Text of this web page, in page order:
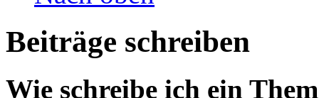
Beiträge schreiben
Wie schreibe ich ein